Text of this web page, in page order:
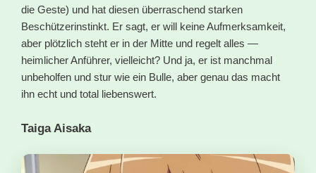
die Geste) und hat diesen überraschend starken
Beschützerinstinkt. Er sagt, er will keine Aufmerksamkeit,
aber plötzlich steht er in der Mitte und regelt alles —
heimlicher Anführer, vielleicht? Und ja, er ist manchmal
unbeholfen und stur wie ein Bulle, aber genau das macht
ihn echt und total liebenswert.
Taiga Aisaka